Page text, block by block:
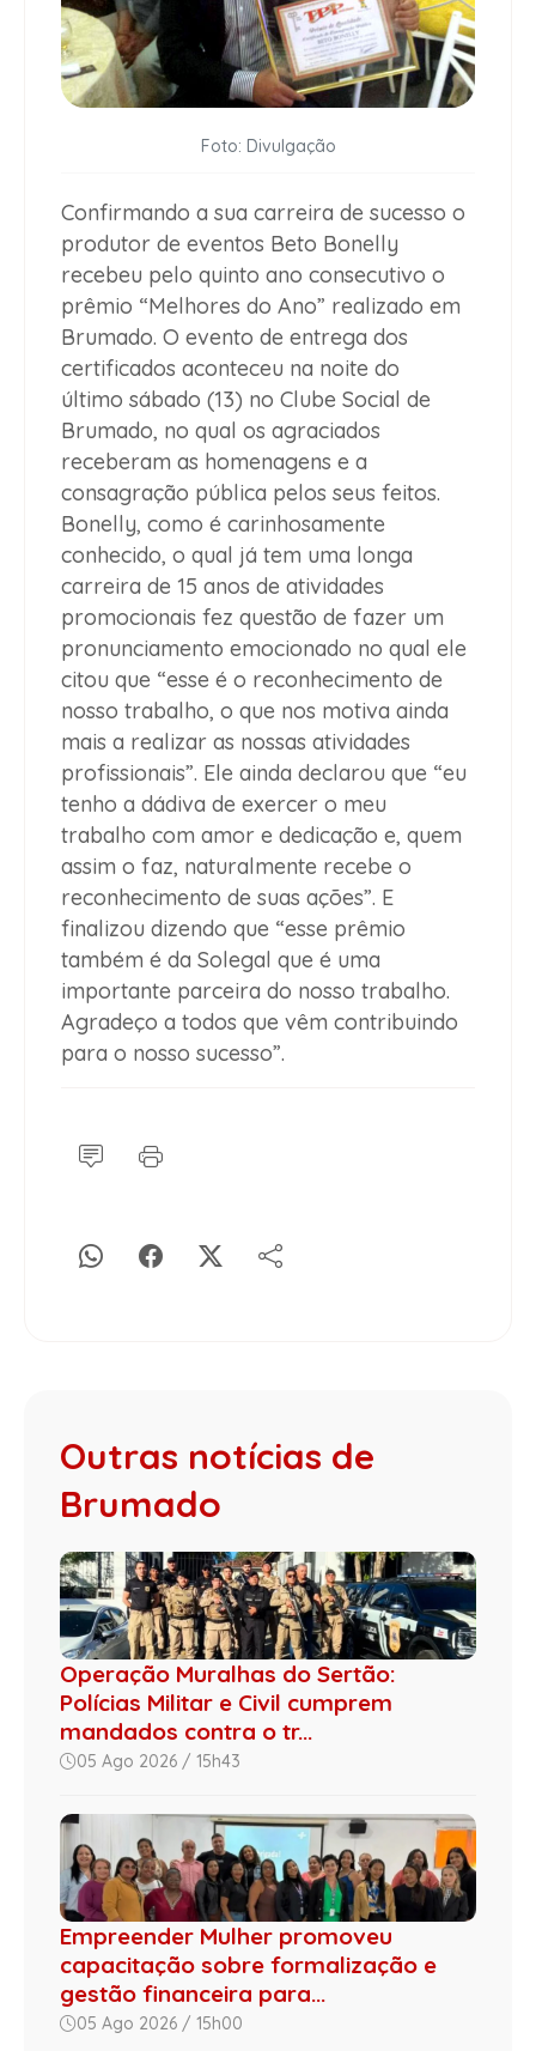
Foto: Divulgação
Confirmando a sua carreira de sucesso o
produtor de eventos Beto Bonelly
recebeu pelo quinto ano consecutivo o
prêmio “Melhores do Ano” realizado em
Brumado. O evento de entrega dos
certificados aconteceu na noite do
último sábado (13) no Clube Social de
Brumado, no qual os agraciados
receberam as homenagens e a
consagração pública pelos seus feitos.
Bonelly, como é carinhosamente
conhecido, o qual já tem uma longa
carreira de 15 anos de atividades
promocionais fez questão de fazer um
pronunciamento emocionado no qual ele
citou que “esse é o reconhecimento de
nosso trabalho, o que nos motiva ainda
mais a realizar as nossas atividades
profissionais”. Ele ainda declarou que “eu
tenho a dádiva de exercer o meu
trabalho com amor e dedicação e, quem
assim o faz, naturalmente recebe o
reconhecimento de suas ações”. E
finalizou dizendo que “esse prêmio
também é da Solegal que é uma
importante parceira do nosso trabalho.
Agradeço a todos que vêm contribuindo
para o nosso sucesso”.
Outras notícias de
Brumado
Operação Muralhas do Sertão:
Polícias Militar e Civil cumprem
mandados contra o tr...
05 Ago 2026 / 15h43
Empreender Mulher promoveu
capacitação sobre formalização e
gestão financeira para...
05 Ago 2026 / 15h00